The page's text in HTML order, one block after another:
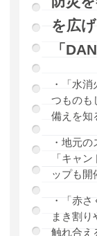
を広
「
・「水
つものも
備えを知
・地元
「キャ
ップも開
・「赤
まき割り
触れ合え